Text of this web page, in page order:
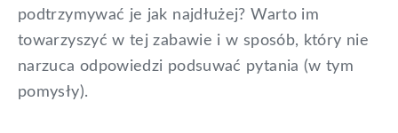
podtrzymywać je jak najdłużej? Warto im
towarzyszyć w tej zabawie i w sposób, który nie
narzuca odpowiedzi podsuwać pytania (w tym
pomysły).